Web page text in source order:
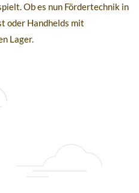
Ob es nun Fördertechnik in
oder Handhelds mit
Lager.